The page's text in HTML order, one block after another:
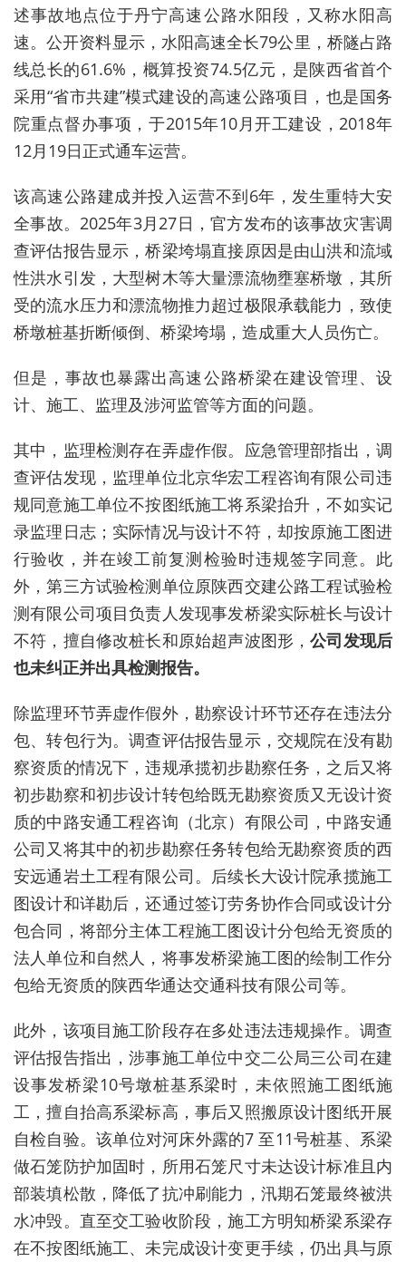
述事故地点位于丹宁高速公路水阳段，又称水阳高
速。公开资料显示，水阳高速全长79公里，桥隧占路
线总长的61.6%，概算投资74.5亿元，是陕西省首个
采用“省市共建”模式建设的高速公路项目，也是国务
院重点督办事项，于2015年10月开工建设，2018年
12月19日正式通车运营。
该高速公路建成并投入运营不到6年，发生重特大安
全事故。2025年3月27日，官方发布的该事故灾害调
查评估报告显示，桥梁垮塌直接原因是由山洪和流域
性洪水引发，大型树木等大量漂流物壅塞桥墩 ， 其所
受的流水压力和漂流物推力超过极限承载能力，致使
桥墩桩基折断倾倒、桥梁垮塌，造成重大人员伤亡。
但是，事故也暴露出高速公路桥梁在建设管理、设
计、施工、监理及涉河监管等方面的问题。
其中，监理检测存在弄虚作假。应急管理部指出， 调
查评估发现，监理单位北京华宏工程咨询有限公司违
规同意施工单位不按图纸施工将系梁抬升，不如实记
录监理日志；实际情况与设计不符，却按原施工图进
行验收，并在竣工前复测检验时违规签字同意。 此
外，第三方试验检测单位原陕西交建公路工程试验检
测有限公司项目负责人发现事发桥梁实际桩长与设计
不符，擅自修改桩长和原始超声波图形，公司发现后
也未纠正并出具检测报告。
除监理环节弄虚作假外，勘察设计环节还存在违法分
包、转包行为。调查评估报告显示，交规院在没有勘
察资质的情况下，违规承揽初步勘察任务，之后又将
初步勘察和初步设计转包给既无勘察资质又无设计资
质的中路安通工程咨询（北京）有限公司，中路安通
公司又将其中的初步勘察任务转包给无勘察资质的西
安远通岩土工程有限公司。后续长大设计院承揽施工
图设计和详勘后，还通过签订劳务协作合同或设计分
包合同，将部分主体工程施工图设计分包给无资质的
法人单位和自然人，将事发桥梁施工图的绘制工作分
包给无资质的陕西华通达交通科技有限公司等。
此外 ， 该项目施工阶段存在多处违法违规操作。 调查
评估报告指出，涉事施工单位中交二公局三公司在建
设事发桥梁10号墩桩基系梁时，未依照施工图纸施
工，擅自抬高系梁标高，事后又照搬原设计图纸开展
自检自验。该单位对河床外露的7 至11号桩基、系梁
做石笼防护加固时，所用石笼尺寸未达设计标准且内
部装填松散，降低了抗冲刷能力，汛期石笼最终被洪
水冲毁。直至交工验收阶段，施工方明知桥梁系梁存
在不按图纸施工、未完成设计变更手续 ，仍出具与原